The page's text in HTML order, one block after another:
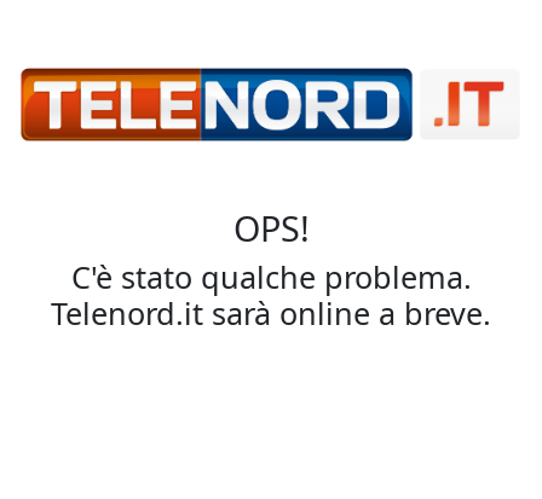
OPS!
C'è stato qualche problema.
Telenord.it sarà online a breve.